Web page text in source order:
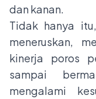
dan kanan.
Tidak hanya
meneruskan,
kinerja poros
sampai
mengalami